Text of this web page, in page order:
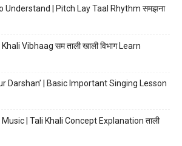
Understand | Pitch Lay Taal Rhythm समझना
Vibhaag सम ताली खाली विभाग Learn
Darshan’ | Basic Important Singing Lesson
| Tali Khali Concept Explanation ताली